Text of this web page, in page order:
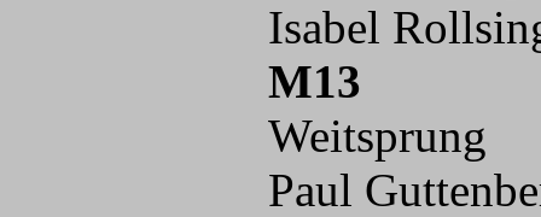
Isabel
M13
Weitsprung
Paul